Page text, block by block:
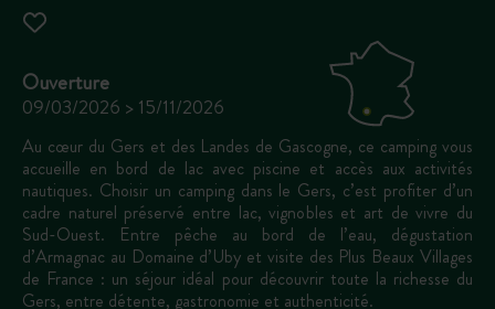
Ouverture
09/03/2026 > 15/11/2026
Au cœur du Gers et des Landes de Gascogne, ce camping vous
accueille en bord de lac avec piscine et accès aux activités
nautiques. Choisir un camping dans le Gers, c’est profiter d’un
cadre naturel préservé entre lac, vignobles et art de vivre du
Sud-Ouest. Entre pêche au bord de l’eau, dégustation
d’Armagnac au Domaine d’Uby et visite des Plus Beaux Villages
de France : un séjour idéal pour découvrir toute la richesse du
Gers, entre détente, gastronomie et authenticité.